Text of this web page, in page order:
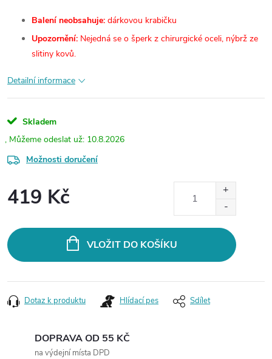
Balení neobsahuje: dárkovou krabičku
Upozornění: Nejedná se o šperk z chirurgické oceli, nýbrž ze
slitiny kovů.
Detailní informace
Skladem
10.8.2026
Možnosti doručení
419 Kč
VLOŽIT DO KOŠÍKU
Dotaz k produktu Hlídací pes Sdílet
DOPRAVA OD 55 KČ
na výdejní místa DPD